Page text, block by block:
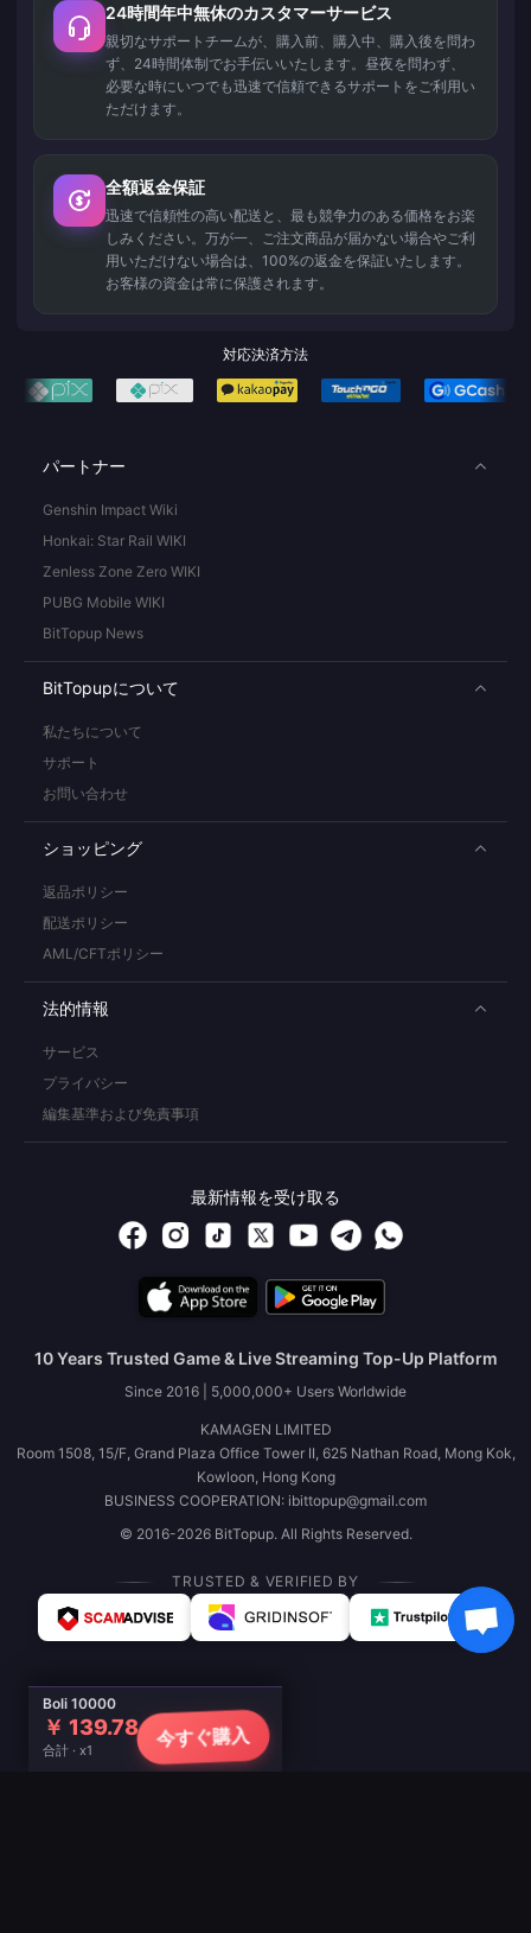
Boli 10000
￥ 139.78
合計 · x1
今すぐ購入
24時間年中無休のカスタマーサービス
親切なサポートチームが、購入前、購入中、購入後を問わ
ず、24時間体制でお手伝いいたします。昼夜を問わず、
必要な時にいつでも迅速で信頼できるサポートをご利用い
ただけます。
全額返金保証
迅速で信頼性の高い配送と、最も競争力のある価格をお楽
しみください。万が一、ご注文商品が届かない場合やご利
用いただけない場合は、100%の返金を保証いたします。
お客様の資金は常に保護されます。
対応決済方法
パートナー
Genshin Impact Wiki
Honkai: Star Rail WIKI
Zenless Zone Zero WIKI
PUBG Mobile WIKI
BitTopup News
BitTopupについて
私たちについて
サポート
お問い合わせ
ショッピング
返品ポリシー
配送ポリシー
AML/CFTポリシー
法的情報
サービス
プライバシー
編集基準および免責事項
最新情報を受け取る
10 Years Trusted Game & Live Streaming Top-Up Platform
Since 2016 | 5,000,000+ Users Worldwide
KAMAGEN LIMITED
Room 1508, 15/F, Grand Plaza Office Tower II, 625 Nathan Road, Mong Kok,
Kowloon, Hong Kong
BUSINESS COOPERATION: ibittopup@gmail.com
© 2016-2026 BitTopup. All Rights Reserved.
TRUSTED & VERIFIED BY